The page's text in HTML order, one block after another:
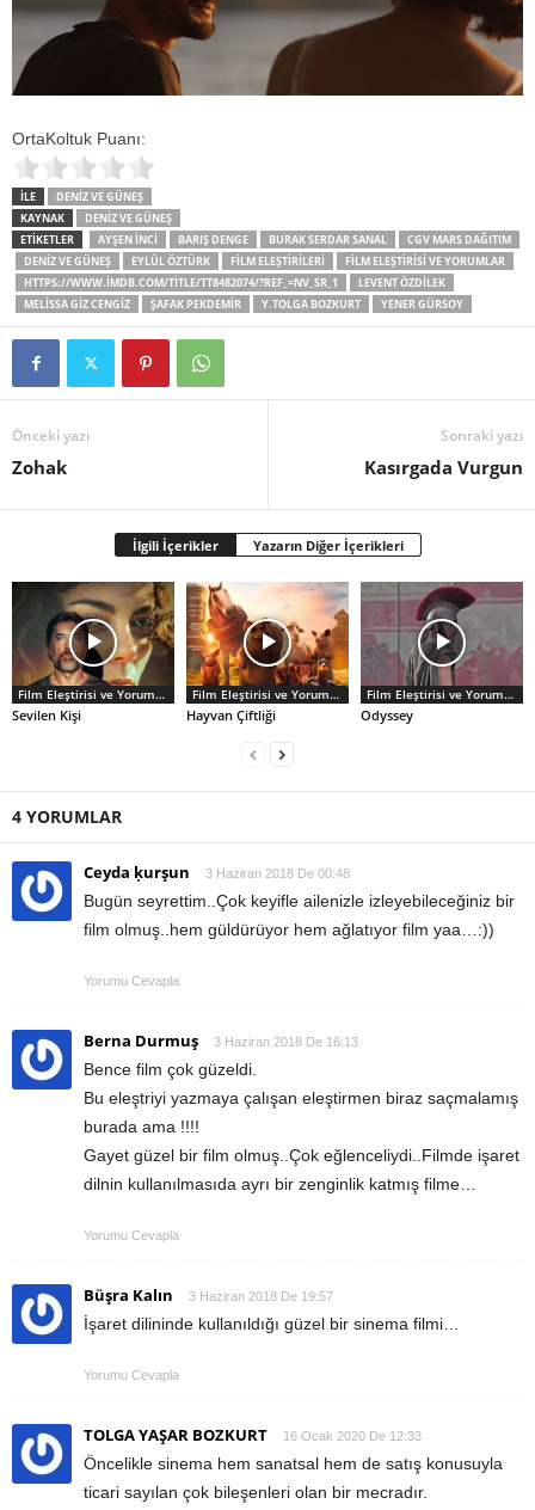
OrtaKoltuk Puanı:
İLE
DENIZ VE GÜNEŞ
KAYNAK
DENIZ VE GÜNEŞ
ETİKETLER
AYŞEN İNCI BARIŞ DENGE BURAK SERDAR SANAL
CGV MARS DAĞITIM
DENIZ VE GÜNEŞ
EYLÜL ÖZTÜRK FILM ELEŞTIRILERI
FILM ELEŞTIRISI VE YORUMLAR
HTTPS://WWW.IMDB.COM/TITLE/TT8482074/?REF_=NV_SR_1
LEVENT ÖZDILEK
MELISSA GIZ CENGIZ
ŞAFAK PEKDEMIR Y.TOLGA BOZKURT YENER GÜRSOY
Önceki yazı
Zohak
Sonraki yazı
Kasırgada Vurgun
İlgili İçerikler Yazarın Diğer İçerikleri
Film Eleştirisi ve Yorumlar
Sevilen Kişi
Film Eleştirisi ve Yorumlar
Hayvan Çiftliği
Film Eleştirisi ve Yorumlar
Odyssey
4 YORUMLAR
Ceyda ķurşun 3 Haziran 2018 De 00:48
Bugün seyrettim..Çok keyifle ailenizle izleyebileceğiniz bir
film olmuş..hem güldürüyor hem ağlatıyor film yaa…:))
Yorumu Cevapla
Berna Durmuş 3 Haziran 2018 De 16:13
Bence film çok güzeldi.
Bu eleştriyi yazmaya çalışan eleştirmen biraz saçmalamış
burada ama !!!!
Gayet güzel bir film olmuş..Çok eğlenceliydi..Filmde işaret
dilnin kullanılmasıda ayrı bir zenginlik katmış filme…
Yorumu Cevapla
Büşra Kalın 3 Haziran 2018 De 19:57
İşaret dilininde kullanıldığı güzel bir sinema filmi…
Yorumu Cevapla
TOLGA YAŞAR BOZKURT 16 Ocak 2020 De 12:33
Öncelikle sinema hem sanatsal hem de satış konusuyla
ticari sayılan çok bileşenleri olan bir mecradır.